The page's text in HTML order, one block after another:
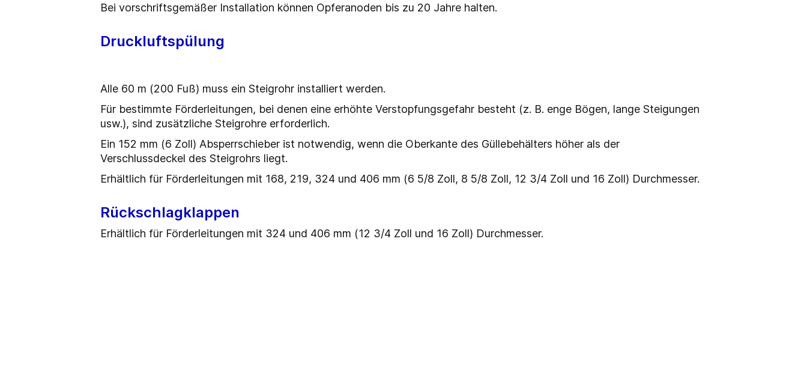
Bei vorschriftsgemäßer Installation können Opferanoden bis zu 20 Jahre halten.
Druckluftspülung
Alle 60 m (200 Fuß) muss ein Steigrohr installiert werden.
Für bestimmte Förderleitungen, bei denen eine erhöhte Verstopfungsgefahr besteht (z. B. enge Bögen, lange Steigungen
usw.), sind zusätzliche Steigrohre erforderlich.
Ein 152 mm (6 Zoll) Absperrschieber ist notwendig, wenn die Oberkante des Güllebehälters höher als der
Verschlussdeckel des Steigrohrs liegt.
Erhältlich für Förderleitungen mit 168, 219, 324 und 406 mm (6 5/8 Zoll, 8 5/8 Zoll, 12 3/4 Zoll und 16 Zoll) Durchmesser.
Rückschlagklappen
Erhältlich für Förderleitungen mit 324 und 406 mm (12 3/4 Zoll und 16 Zoll) Durchmesser.